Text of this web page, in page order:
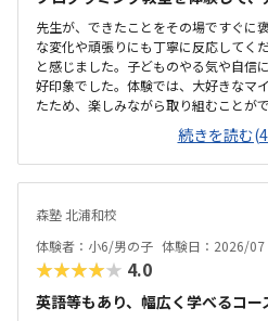
先生が、できたことをその場ですぐに
な変化や頑張りにも丁寧に反応してく
と感じました。子どものやる気や自信
好印象でした。体験では、大好きなマ
たため、楽しみながら取り組むことが
だ、今後もずっとマインクラフトを使
で、その後も興味を持って取り組める
た。教室は自宅から15分ほどの距離に
た。また、駐車場もあるため、送り迎
ているわけではありませんが、壁など
れており、集中しやすい雰囲気だと感
約12,000円という料金は、我が家にと
続きを読む
森塾 北浦和校
体験者：小6/男の子 体験日：2026/07
★★★★★ 4.0
英語等もあり、幅広く学べるコー